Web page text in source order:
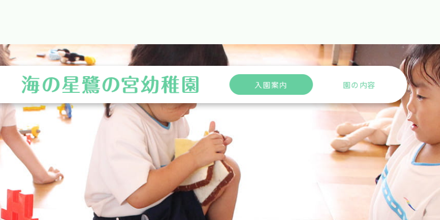
入園案内 園の内容